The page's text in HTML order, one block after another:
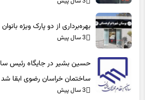
ساختمان خراسان رضوی ابقا شد
3 سال پیش